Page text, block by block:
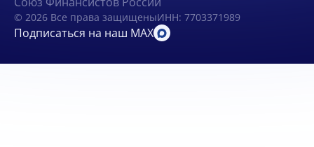
© 2026 Все права защищеныИНН: 7703371989
Подписаться на наш MAX